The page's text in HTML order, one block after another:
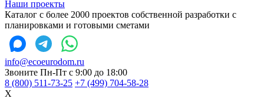
Наши проекты
Каталог с более 2000 проектов собственной разработки с
планировками и готовыми сметами
info@ecoeurodom.ru
Звоните Пн-Пт с 9:00 до 18:00
8 (800) 511-73-25 +7 (499) 704-58-28
X